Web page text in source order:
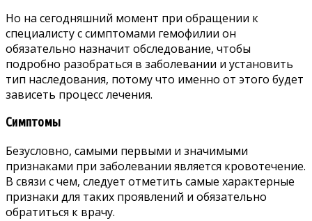
Но на сегодняшний момент при обращении к
специалисту с симптомами гемофилии он
обязательно назначит обследование, чтобы
подробно разобраться в заболевании и установить
тип наследования, потому что именно от этого будет
зависеть процесс лечения.
Симптомы
Безусловно, самыми первыми и значимыми
признаками при заболевании является кровотечение.
В связи с чем, следует отметить самые характерные
признаки для таких проявлений и обязательно
обратиться к врачу.